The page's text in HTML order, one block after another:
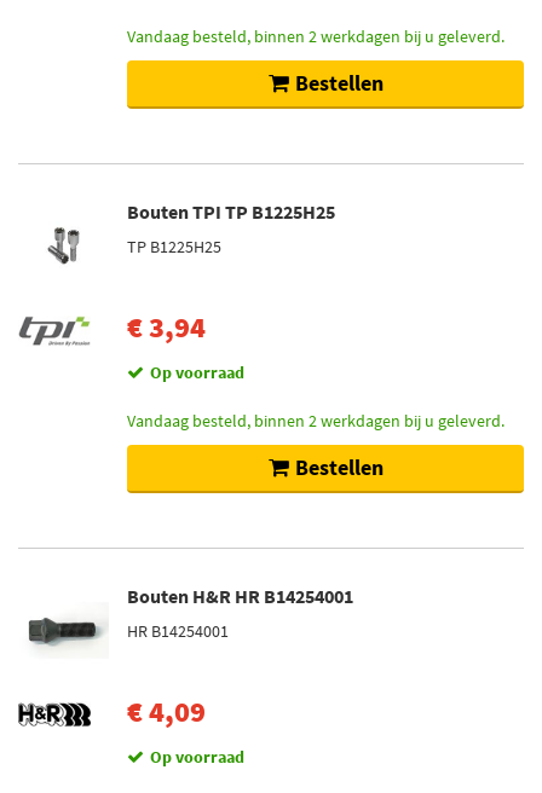
Niet op voorraad (424)
Vandaag besteld, binnen 2 werkdagen bij u geleverd.
Bestellen
Bouten TPI TP B1225H25
TP B1225H25
€ 3,94
Op voorraad
Vandaag besteld, binnen 2 werkdagen bij u geleverd.
Bestellen
Bouten H&R HR B14254001
HR B14254001
€ 4,09
Op voorraad